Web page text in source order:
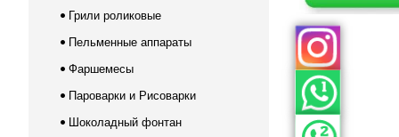
Грили роликовые
Пельменные аппараты
Фаршемесы
Пароварки и Рисоварки
Шоколадный фонтан